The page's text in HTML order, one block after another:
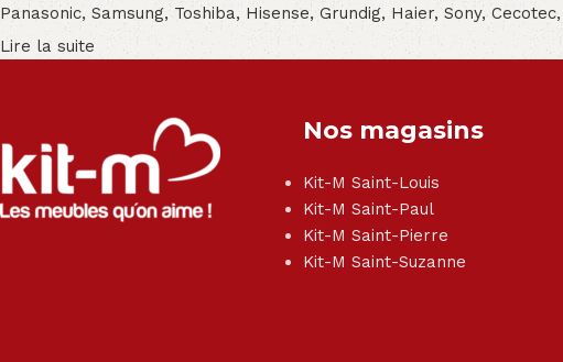
Panasonic, Samsung, Toshiba, Hisense, Grundig, Haier, Sony,
Lire la suite
Nos magasins
Kit-M Saint-Louis
Kit-M Saint-Paul
Kit-M Saint-Pierre
Kit-M Saint-Suzanne